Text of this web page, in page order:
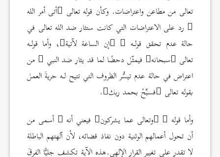
تعالى من مطاعن واعتراضات. وكأن قوله تعالى أتى أمر الله
رد على الاعتراضات التي كانت ستثار ضد الله تعالى في
حالة عدم تحقق قولـه
إن الساعة لآتية ، وأما قولـه
تعالى سبحانه فيمثّل دحضًا لما قد يثار ضد النبي
من
اعتراض في حالة عدم تيسُّر الظروف التي تتيح لـه حريةَ العمل
بقوله تعالى فسبِّحْ بحمد ربك .
وأما قوله
وتعالى عما يشركون فيعني أنه
أسمى من
أن تحول أعمالهم الوثنية دون نفاذ قضائه، لأن آلهتهم الباطلة
لا تقدر على تغيير القرار الإلهي.هذه الآية تكشف جليًّا الفرقَ